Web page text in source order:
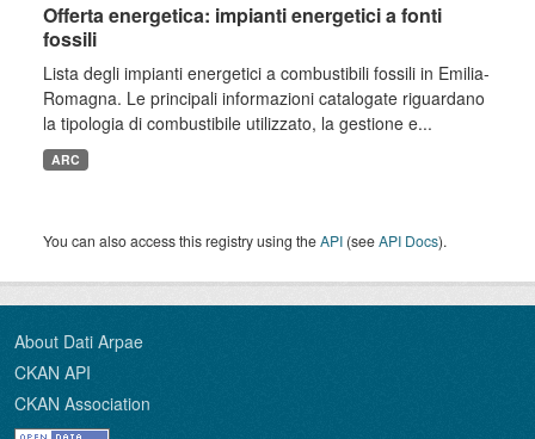
Offerta energetica: impianti energetici a fonti
fossili
Lista degli impianti energetici a combustibili fossili in Emilia-
Romagna. Le principali informazioni catalogate riguardano
la tipologia di combustibile utilizzato, la gestione e...
ARC
You can also access this registry using theAPI (seeAPI Docs).
About Dati Arpae
CKAN API
CKAN Association